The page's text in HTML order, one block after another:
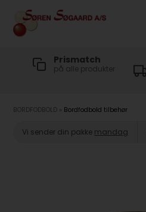
Prismatch
på alle produkter
BORDFODBOLD Bordfodbold tilbehør
Vi sender din pakke mandag